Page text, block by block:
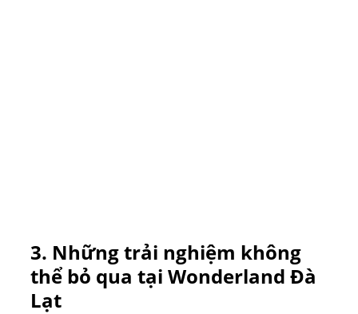
3. Những trải nghiệm không
thể bỏ qua tại Wonderland Đà
Lạt